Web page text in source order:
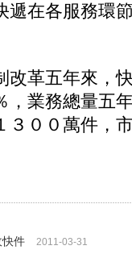
在各服務環
革五年來，
，業務總量五
３００萬件，
快件
2011-03-31